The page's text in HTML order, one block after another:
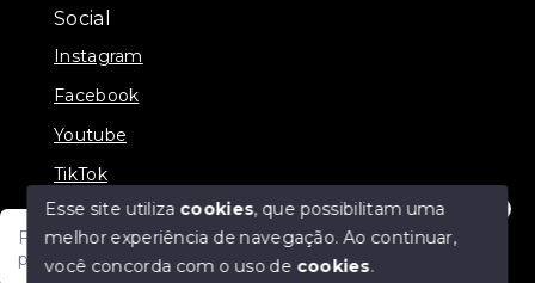
Fale com um de nossos consultores! Estamos
prontos para atende-lo e orienta-lo!
Social
Instagram
Facebook
Youtube
TikTok
© Copyright 2026 - JDF NEGOCIOS IMOBILIARIOS -
Esse site utiliza cookies, que possibilitam uma
melhor experiência de navegação.Ao continuar,
você concorda com o uso de cookies.